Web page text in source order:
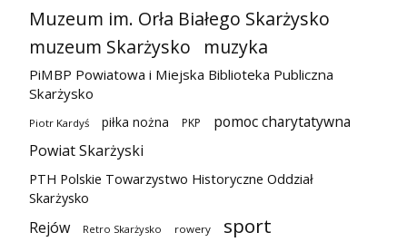
Muzeum im. Orła Białego Skarżysko
muzeum Skarżysko
muzyka
PiMBP Powiatowa i Miejska Biblioteka Publiczna
Skarżysko
Piotr Kardyś piłka nożna PKP
pomoc charytatywna
Powiat Skarżyski
PTH Polskie Towarzystwo Historyczne Oddział
Skarżysko
Rejów Retro Skarżysko rowery sport